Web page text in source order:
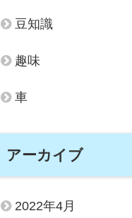
豆知識
趣味
車
アーカイブ
2022年4月